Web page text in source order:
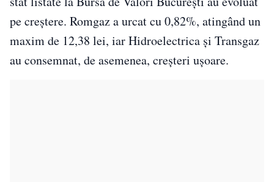
pe creștere. Romgaza urcat cu 0,82%, atingând un
maxim de 12,38 lei, iarHidroelectrica și Transgaz
au consemnat, de asemenea, creșteri ușoare.